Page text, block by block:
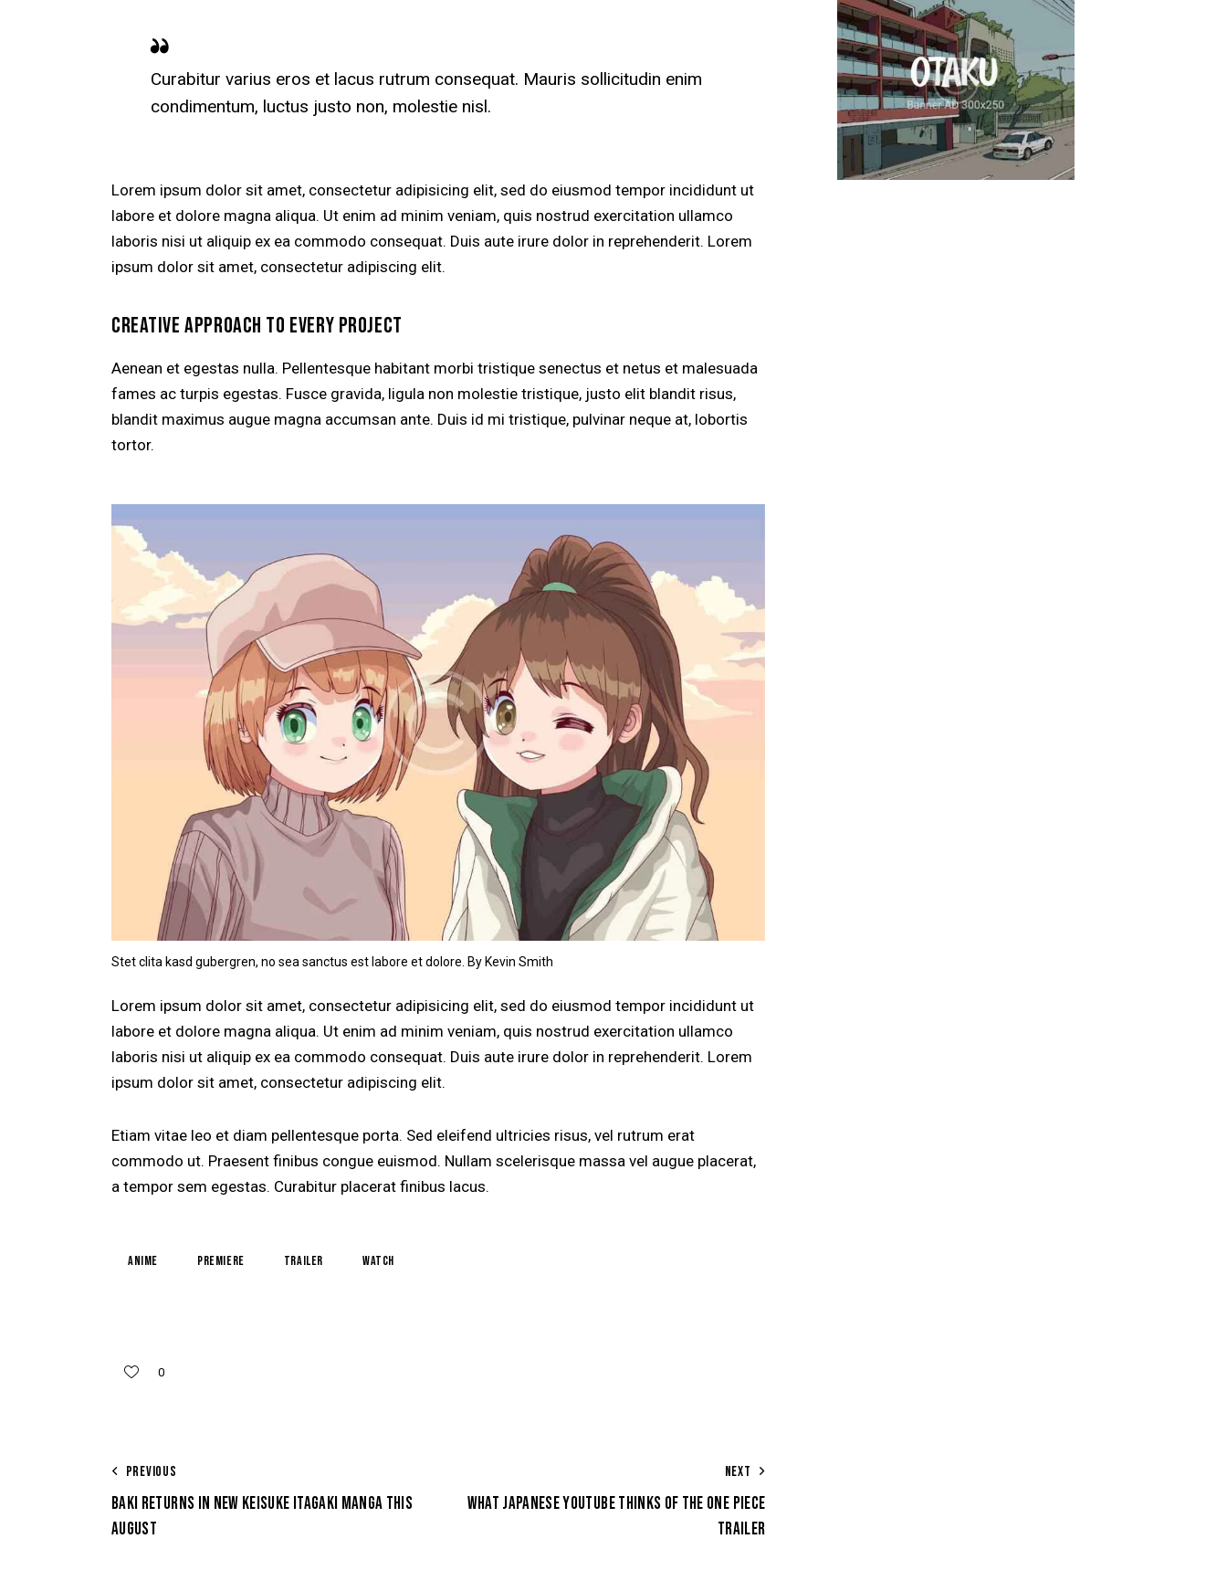
Curabitur varius eros et lacus rutrum consequat. Mauris sollicitudin enim
condimentum, luctus justo non, molestie nisl.
Lorem ipsum dolor sit amet, consectetur adipisicing elit, sed do eiusmod tempor incididunt ut
labore et dolore magna aliqua. Ut enim ad minim veniam, quis nostrud exercitation ullamco
laboris nisi ut aliquip ex ea commodo consequat. Duis aute irure dolor in reprehenderit. Lorem
ipsum dolor sit amet, consectetur adipiscing elit.
CREATIVE APPROACH TO EVERY PROJECT
Aenean et egestas nulla. Pellentesque habitant morbi tristique senectus et netus et malesuada
fames ac turpis egestas. Fusce gravida, ligula non molestie tristique, justo elit blandit risus,
blandit maximus augue magna accumsan ante. Duis id mi tristique, pulvinar neque at, lobortis
tortor.
Stet clita kasd gubergren, no sea sanctus est labore et dolore. ByKevin Smith
Lorem ipsum dolor sit amet, consectetur adipisicing elit, sed do eiusmod tempor incididunt ut
labore et dolore magna aliqua. Ut enim ad minim veniam, quis nostrud exercitation ullamco
laboris nisi ut aliquip ex ea commodo consequat. Duis aute irure dolor in reprehenderit. Lorem
ipsum dolor sit amet, consectetur adipiscing elit.
Etiam vitae leo et diam pellentesque porta. Sed eleifend ultricies risus, vel rutrum erat
commodo ut. Praesent finibus congue euismod. Nullam scelerisque massa vel augue placerat,
a tempor sem egestas. Curabitur placerat finibus lacus.
Anime Premiere Trailer Watch
0
PREVIOUS
BAKI RETURNS IN NEW KEISUKE ITAGAKI MANGA THIS
AUGUST
NEXT
WHAT JAPANESE YOUTUBE THINKS OF THE ONE PIECE
TRAILER